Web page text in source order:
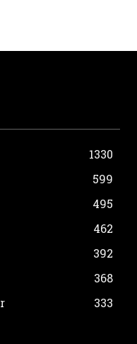
1330
599
495
462
392
368
333